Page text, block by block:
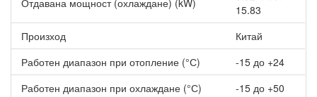
Отдавана мощност (охлаждане) (kW)
15.83
Произход
Китай
Работен диапазон при отопление (°С)
-15 до +24
Работен диапазон при охлаждане (°С)
-15 до +50